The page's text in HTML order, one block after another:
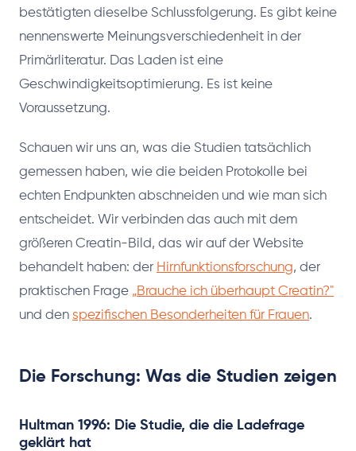
bestätigten dieselbe Schlussfolgerung. Es gibt keine
nennenswerte Meinungsverschiedenheit in der
Primärliteratur. Das Laden ist eine
Geschwindigkeitsoptimierung. Es ist keine
Voraussetzung.
Schauen wir uns an, was die Studien tatsächlich
gemessen haben, wie die beiden Protokolle bei
echten Endpunkten abschneiden und wie man sich
entscheidet. Wir verbinden das auch mit dem
größeren Creatin-Bild, das wir auf der Website
behandelt haben: der Hirnfunktionsforschung, der
praktischen Frage „Brauche ich überhaupt Creatin?"
und den spezifischen Besonderheiten für Frauen.
Die Forschung: Was die Studien zeigen
Hultman 1996: Die Studie, die die Ladefrage
geklärt hat